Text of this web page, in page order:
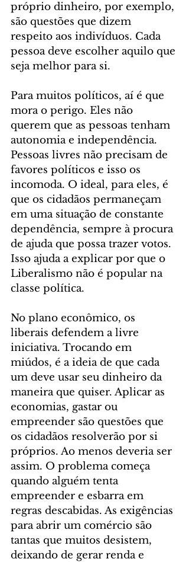
próprio dinheiro, por exemplo,
são questões que dizem
respeito aos indivíduos. Cada
pessoa deve escolher aquilo que
seja melhor para si.
Para muitos políticos, aí é que
mora o perigo. Eles não
querem que as pessoas tenham
autonomia e independência.
Pessoas livres não precisam de
favores políticos e isso os
incomoda. O ideal, para eles, é
que os cidadãos permaneçam
em uma situação de constante
dependência, sempre à procura
de ajuda que possa trazer votos.
Isso ajuda a explicar por que o
Liberalismo não é popular na
classe política.
No plano econômico, os
liberais defendem a livre
iniciativa. Trocando em
miúdos, é a ideia de que cada
um deve usar seu dinheiro da
maneira que quiser. Aplicar as
economias, gastar ou
empreender são questões que
os cidadãos resolverão por si
próprios. Ao menos deveria ser
assim. O problema começa
quando alguém tenta
empreender e esbarra em
regras descabidas. As exigências
para abrir um comércio são
tantas que muitos desistem,
deixando de gerar renda e